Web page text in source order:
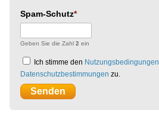
Spam-Schutz
Geben Sie die Zahl 2 ein
Ich stimme den Nutzungsbedingungen
Datenschutzbestimmungen zu.